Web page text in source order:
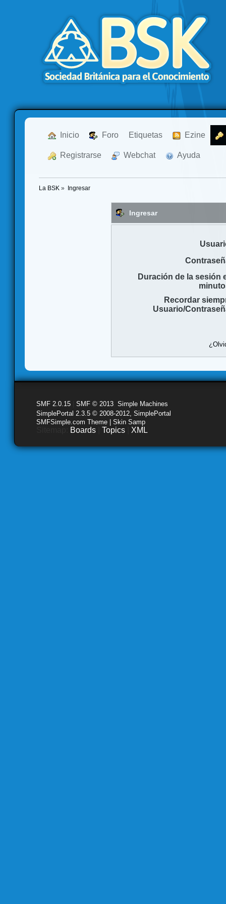
Inicio Foro Etiquetas Ezine
Registrarse Webchat Ayuda
La BSK » Ingresar
Ingresar
Duración de la sesión
Recordar
Usuario/
SMF 2.0.15 SMF © 2013 Simple Machines
SimplePortal 2.3.5 © 2008-2012, SimplePortal
SMFSimple.com Theme | Skin Samp
Boards Topics XML